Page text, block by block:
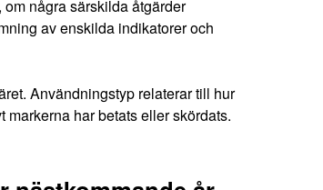
några särskilda åtgärder
av enskilda indikatorer och
Användningstyp relaterar till hur
har betats eller skördats.